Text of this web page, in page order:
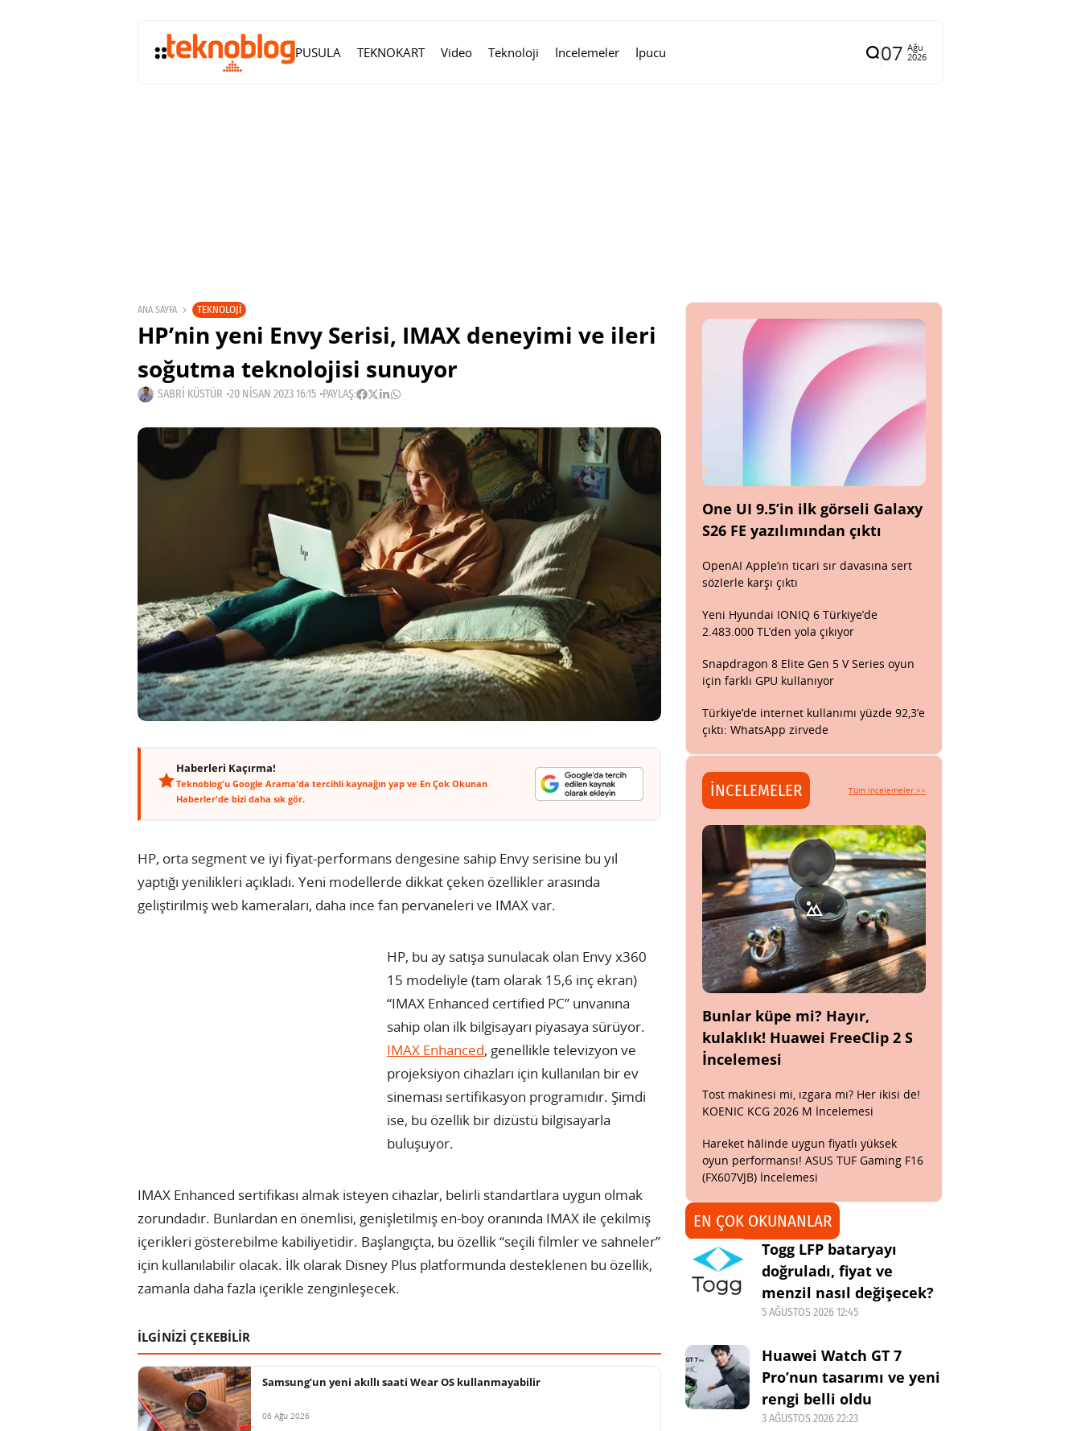
PUSULA TEKNOKART Video Teknoloji İncelemeler İpucu 07 Ağu
2026
ANA SAYFA TEKNOLOJI
HP’nin yeni Envy Serisi, IMAX deneyimi ve ileri
soğutma teknolojisi sunuyor
SABRI KÜSTÜR 20 NISAN 2023 16:15 PAYLAŞ:
Haberleri Kaçırma!
Teknoblog'u Google Arama'da tercihli kaynağın yap ve En Çok Okunan
Haberler'de bizi daha sık gör.
HP, orta segment ve iyi fiyat-performans dengesine sahip Envy serisine bu yıl
yaptığı yenilikleri açıkladı. Yeni modellerde dikkat çeken özellikler arasında
geliştirilmiş web kameraları, daha ince fan pervaneleri ve IMAX var.
HP, bu ay satışa sunulacak olan Envy x360
15 modeliyle (tam olarak 15,6 inç ekran)
“IMAX Enhanced certified PC” unvanına
sahip olan ilk bilgisayarı piyasaya sürüyor.
IMAX Enhanced, genellikle televizyon ve
projeksiyon cihazları için kullanılan bir ev
sineması sertifikasyon programıdır. Şimdi
ise, bu özellik bir dizüstü bilgisayarla
buluşuyor.
IMAX Enhanced sertifikası almak isteyen cihazlar, belirli standartlara uygun olmak
zorundadır. Bunlardan en önemlisi, genişletilmiş en-boy oranında IMAX ile çekilmiş
içerikleri gösterebilme kabiliyetidir. Başlangıçta, bu özellik “seçili filmler ve sahneler”
için kullanılabilir olacak. İlk olarak Disney Plus platformunda desteklenen bu özellik,
zamanla daha fazla içerikle zenginleşecek.
İLGİNİZİ ÇEKEBİLİR
Samsung’un yeni akıllı saati Wear OS kullanmayabilir
06 Ağu 2026
One UI 9.5’in ilk görseli Galaxy
S26 FE yazılımından çıktı
OpenAI Apple’ın ticari sır davasına sert
sözlerle karşı çıktı
Yeni Hyundai IONIQ 6 Türkiye’de
2.483.000 TL’den yola çıkıyor
Snapdragon 8 Elite Gen 5 V Series oyun
için farklı GPU kullanıyor
Türkiye’de internet kullanımı yüzde 92,3’e
çıktı: WhatsApp zirvede
İNCELEMELER Tüm incelemeler >>
Bunlar küpe mi? Hayır,
kulaklık! Huawei FreeClip 2 S
İncelemesi
Tost makinesi mi, ızgara mı? Her ikisi de!
KOENIC KCG 2026 M İncelemesi
Hareket hâlinde uygun fiyatlı yüksek
oyun performansı! ASUS TUF Gaming F16
(FX607VJB) İncelemesi
EN ÇOK OKUNANLAR
Togg LFP bataryayı
doğruladı, fiyat ve
menzil nasıl değişecek?
5 AĞUSTOS 2026 12:45
Huawei Watch GT 7
Pro’nun tasarımı ve yeni
rengi belli oldu
3 AĞUSTOS 2026 22:23